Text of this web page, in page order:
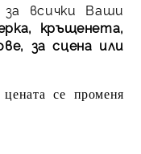
всички Ваши
кръщенета,
за сцена или
се променя